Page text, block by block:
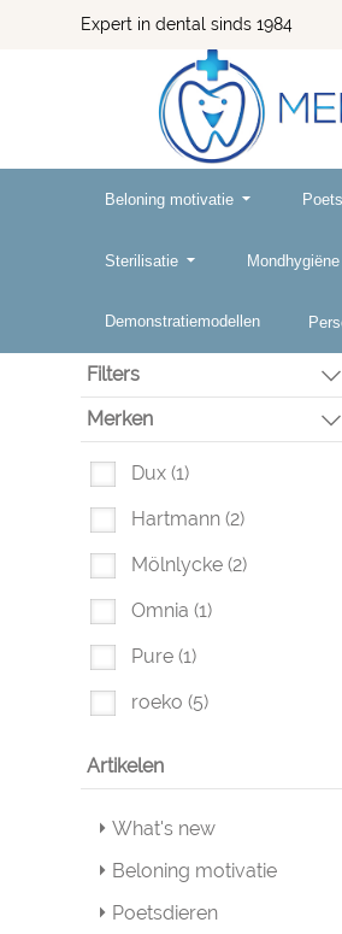
Expert in dental sinds 1984
Beloning motivatie
Sterilisatie Mondhygiëne
Demonstratiemodellen
Filters
Merken
Dux (1)
Hartmann (2)
Mölnlycke (2)
Omnia (1)
Pure (1)
roeko (5)
Artikelen
What's new
Beloning motivatie
Poetsdieren